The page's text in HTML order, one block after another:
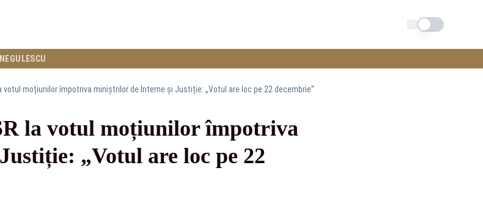
Schimba tema
votul moțiunilor împotriva miniștrilor de Interne și Justiție: „Votul are loc pe 22 decembrie”
la votul moțiunilor împotriva
„Votul are loc pe 22